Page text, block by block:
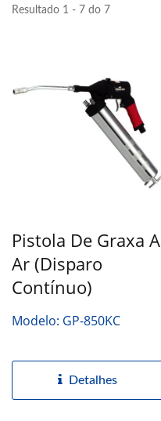
Resultado 1 - 7 do 7
Pistola De Graxa A
Ar (Disparo
Contínuo)
Modelo: GP-850KC
Detalhes